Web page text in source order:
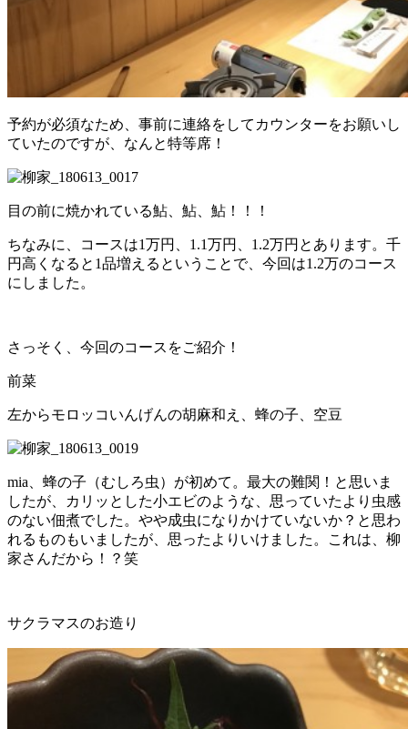
予約が必須なため、事前に連絡をしてカウンターをお願いし
ていたのですが、なんと特等席！
目の前に焼かれている鮎、鮎、鮎！！！
ちなみに、コースは1万円、 1.1万円、 1.2万円とあります。千
円高くなると 1品増えるということで、今回は1.2万のコース
にしました。
さっそく、今回のコースをご紹介！
前菜
左からモロッコいんげんの胡麻和え、蜂の子、空豆
mia 、蜂の子（むしろ虫）が初めて。最大の難関！と思いま
したが、カリッとした小エビのような、思っていたより虫感
のない佃煮でした。やや成虫になりかけていないか？と思わ
れるものもいましたが、思ったよりいけました。これは、柳
家さんだから！？笑
サクラマスのお造り